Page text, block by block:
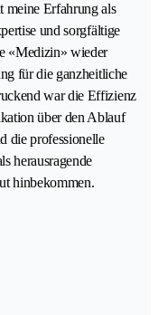
meine Erfahrung als
und sorgfältige
«Medizin» wieder
für die ganzheitliche
war die Effizienz
über den Ablauf
die professionelle
herausragende
hinbekommen.